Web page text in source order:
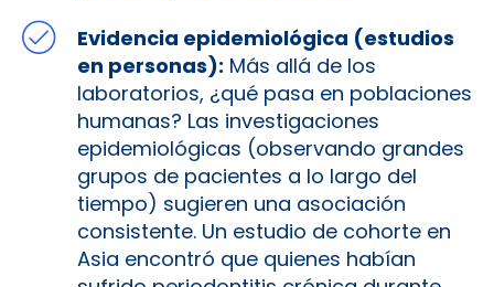
Evidencia epidemiológica (estudios
en personas): Más allá de los
laboratorios, ¿qué pasa en poblaciones
humanas? Las investigaciones
epidemiológicas (observando grandes
grupos de pacientes a lo largo del
tiempo) sugieren una asociación
consistente. Un estudio de cohorte en
Asia encontró que quienes habían